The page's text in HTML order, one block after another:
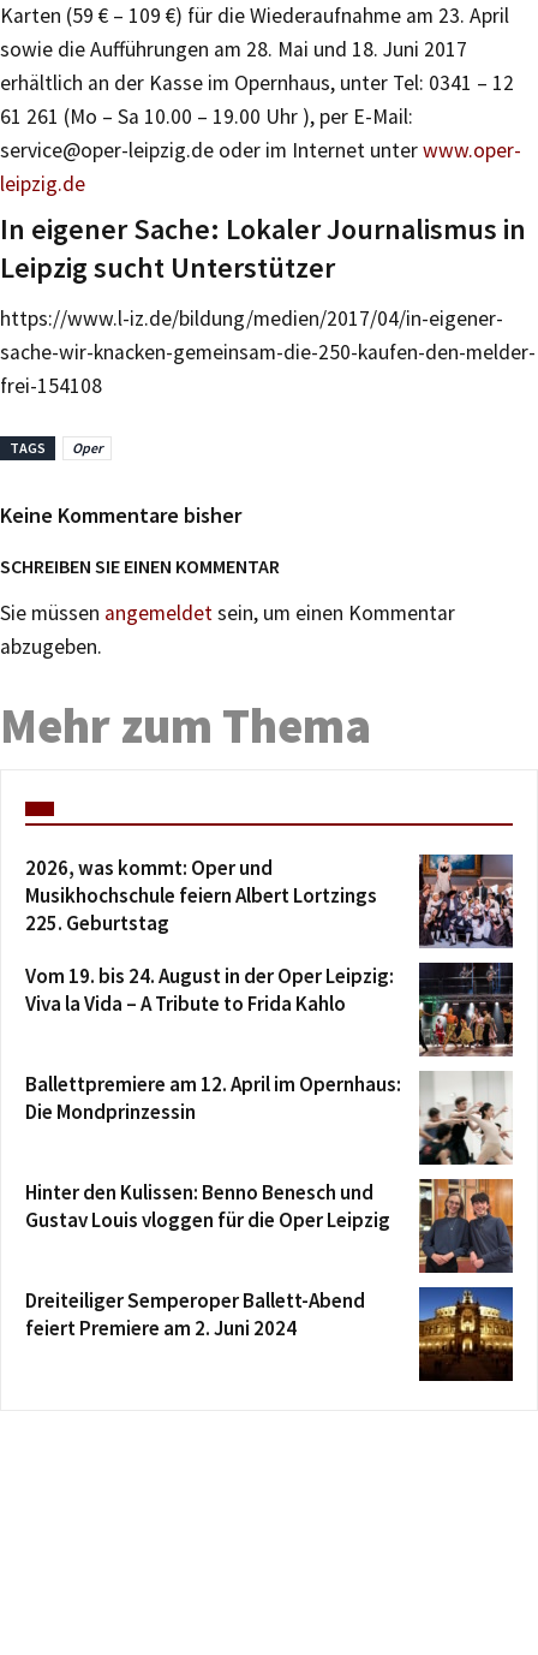
Karten (59 € – 109 €) für die Wiederaufnahme am 23. April
sowie die Aufführungen am 28. Mai und 18. Juni 2017
erhältlich an der Kasse im Opernhaus, unter Tel: 0341 – 12
61 261 (Mo – Sa 10.00 – 19.00 Uhr ), per E-Mail:
service@oper-leipzig.de oder im Internet unterwww.oper-
leipzig.de
In eigener Sache: Lokaler Journalismus in
Leipzig sucht Unterstützer
https://www.l-iz.de/bildung/medien/2017/04/in-eigener-
sache-wir-knacken-gemeinsam-die-250-kaufen-den-melder-
frei-154108
TAGS Oper
Keine Kommentare bisher
SCHREIBEN SIE EINEN KOMMENTAR
Sie müssen angemeldetsein, um einen Kommentar
abzugeben.
Mehr zum Thema
2026, was kommt: Oper und
Musikhochschule feiern Albert Lortzings
225. Geburtstag
Vom 19. bis 24. August in der Oper Leipzig:
Viva la Vida – A Tribute to Frida Kahlo
Ballettpremiere am 12. April im Opernhaus:
Die Mondprinzessin
Hinter den Kulissen: Benno Benesch und
Gustav Louis vloggen für die Oper Leipzig
Dreiteiliger Semperoper Ballett-Abend
feiert Premiere am 2. Juni 2024